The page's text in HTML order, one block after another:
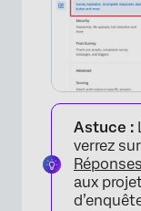
Astuce :
verrez
Réponses
aux